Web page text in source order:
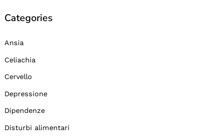
Categories
Ansia
Celiachia
Cervello
Depressione
Dipendenze
Disturbi alimentari